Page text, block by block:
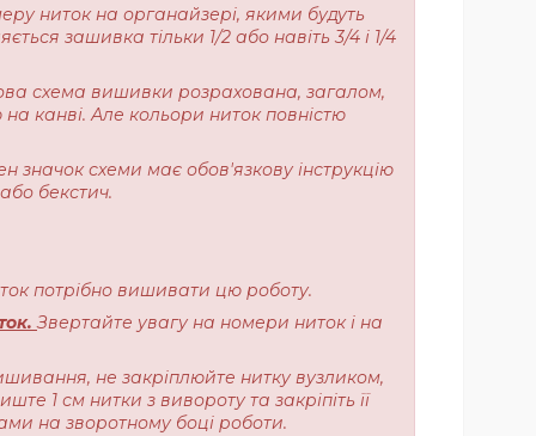
ниток на органайзері, якими будуть
зашивка тільки 1/2 або навіть 3/4 і 1/4
схема вишивки розрахована, загалом,
канві. Але кольори ниток повністю
значок схеми має обов'язкову інструкцію
бекстич.
потрібно вишивати цю роботу.
Звертайте увагу на номери ниток і на
не закріплюйте нитку вузликом,
1 см нитки з вивороту та закріпіть її
на зворотному боці роботи.